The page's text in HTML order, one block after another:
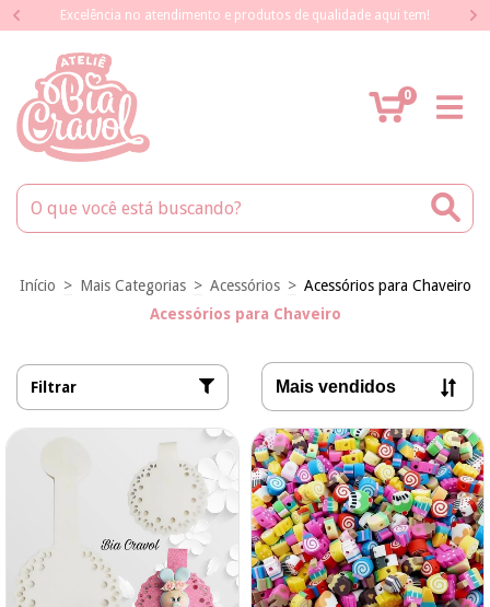
Excelência no atendimento e produtos de qualidade aqui tem!
0
Início > Mais Categorias > Acessórios > Acessórios para Chaveiro
Acessórios para Chaveiro
Filtrar